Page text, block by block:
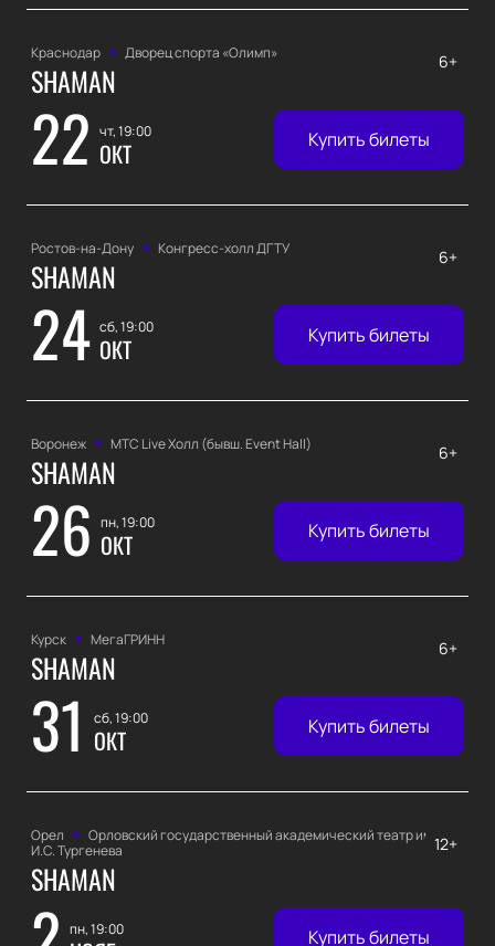
Краснодар Дворец спорта «‎Олимп»
SHAMAN
22 чт, 19:00
ОКТ
6+
Купить билеты
Ростов-на-Дону Конгресс-холл ДГТУ
SHAMAN
24 сб, 19:00
ОКТ
6+
Купить билеты
Воронеж МТС Live Холл (бывш. Event Hall)
SHAMAN
26 пн, 19:00
ОКТ
6+
Купить билеты
Курск МегаГРИНН
SHAMAN
31 сб, 19:00
ОКТ
6+
Купить билеты
Орел
Орловский государственный академический театр имени
И.С. Тургенева
SHAMAN
пн, 19:00
12+
Купить билеты